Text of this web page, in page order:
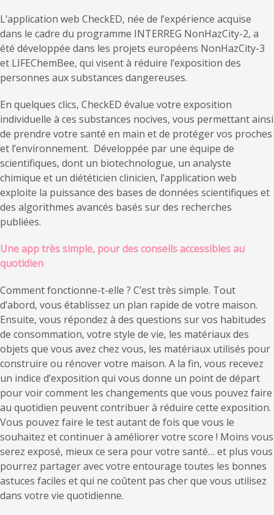
L’application web CheckED, née de l’expérience acquise
dans le cadre du programme INTERREG NonHazCity-2, a
été développée dans les projets européens NonHazCity-3
et LIFEChemBee, qui visent à réduire l’exposition des
personnes aux substances dangereuses.
En quelques clics, CheckED évalue votre exposition
individuelle à ces substances nocives, vous permettant ainsi
de prendre votre santé en main et de protéger vos proches
et l’environnement. Développée par une équipe de
scientifiques, dont un biotechnologue, un analyste
chimique et un diététicien clinicien, l’application web
exploite la puissance des bases de données scientifiques et
des algorithmes avancés basés sur des recherches
publiées.
Une app très simple, pour des conseils accessibles au
quotidien
Comment fonctionne-t-elle ? C’est très simple. Tout
d’abord, vous établissez un plan rapide de votre maison.
Ensuite, vous répondez à des questions sur vos habitudes
de consommation, votre style de vie, les matériaux des
objets que vous avez chez vous, les matériaux utilisés pour
construire ou rénover votre maison. A la fin, vous recevez
un indice d’exposition qui vous donne un point de départ
pour voir comment les changements que vous pouvez faire
au quotidien peuvent contribuer à réduire cette exposition.
Vous pouvez faire le test autant de fois que vous le
souhaitez et continuer à améliorer votre score ! Moins vous
serez exposé, mieux ce sera pour votre santé… et plus vous
pourrez partager avec votre entourage toutes les bonnes
astuces faciles et qui ne coûtent pas cher que vous utilisez
dans votre vie quotidienne.